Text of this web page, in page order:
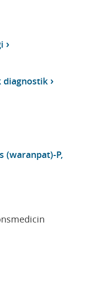
diagnostik
(waranpat)-P,